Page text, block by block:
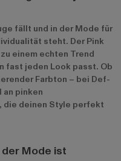
fällt und in der Mode für
steht. Der Pink
einem echten Trend
fast jeden Look passt. Ob
Farbton – bei Def-
an pinken
die deinen Style perfekt
der Mode ist